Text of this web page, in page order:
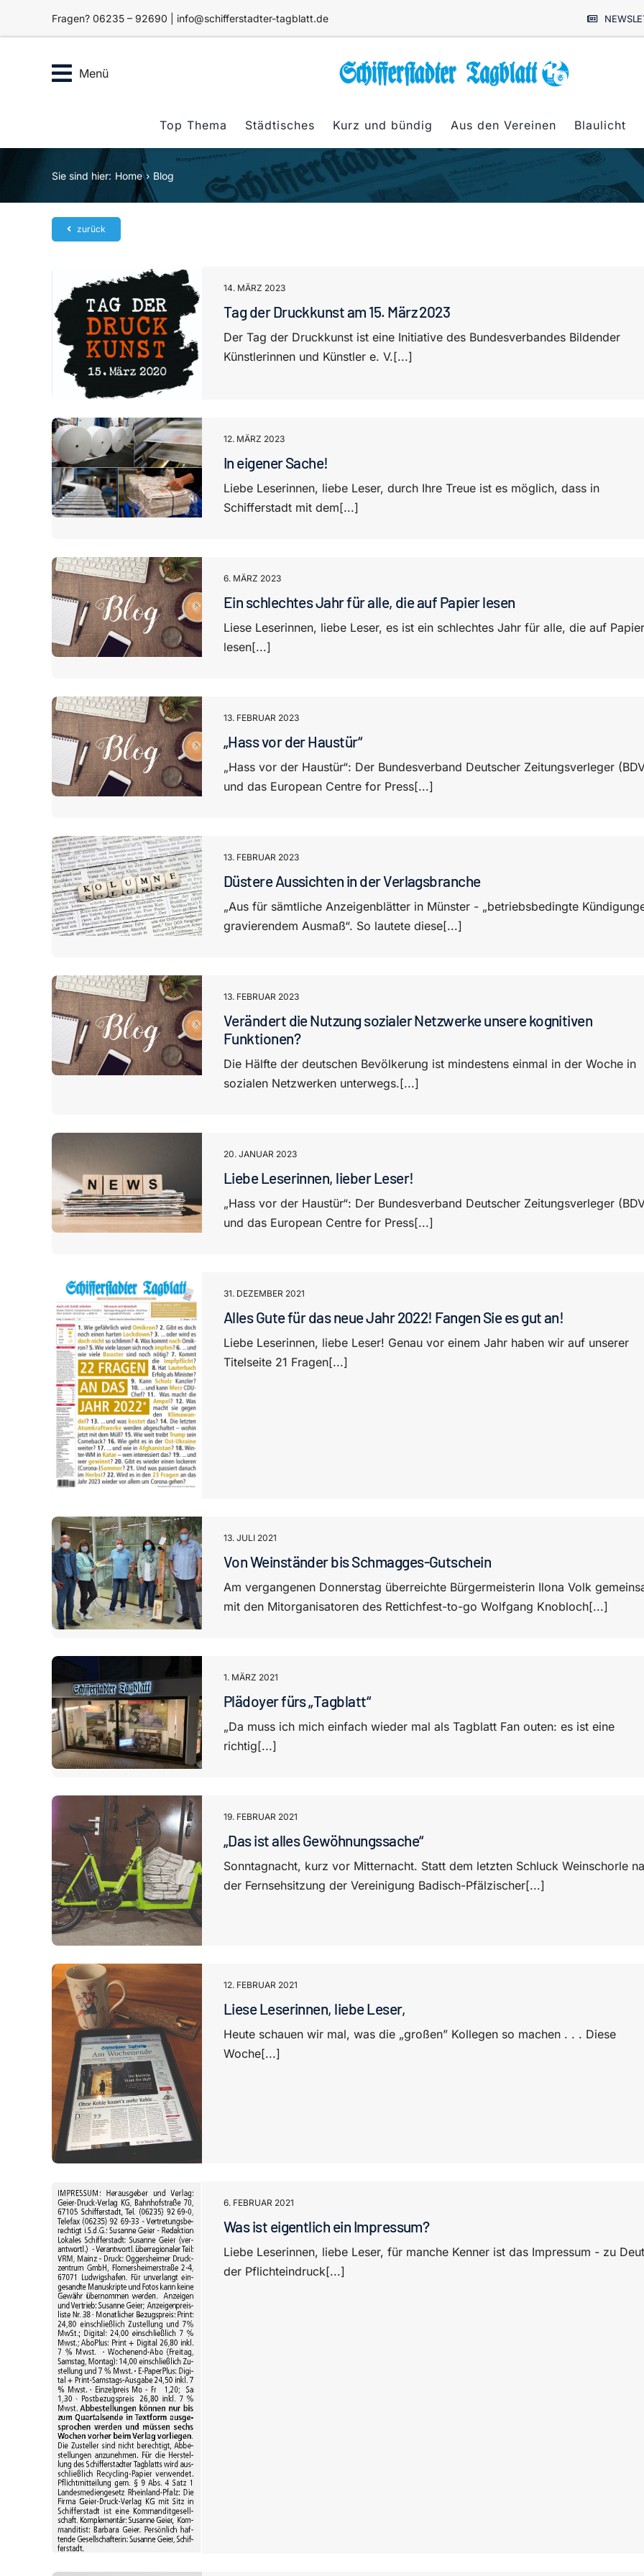
Fragen? 06235 – 92690 | info@schifferstadter-tagblatt.de
Menü
Top Thema Städtisches Kurz und bündig Aus den Vereinen Blaulicht
Sie sind hier: Home Blog
zurück
14. MÄRZ 2023
Tag der Druckkunst am 15. März 2023
Der Tag der Druckkunst ist eine Initiative des Bundesverbandes Bildender
Künstlerinnen und Künstler e. V.[...]
12. MÄRZ 2023
In eigener Sache!
Liebe Leserinnen, liebe Leser, durch Ihre Treue ist es möglich, dass in
Schifferstadt mit dem[...]
6. MÄRZ 2023
Ein schlechtes Jahr für alle, die auf Papier lesen
Liese Leserinnen, liebe Leser, es ist ein schlechtes Jahr für alle, die auf Papier
lesen[...]
13. FEBRUAR 2023
„Hass vor der Haustür“
„Hass vor der Haustür“: Der Bundesverband Deutscher Zeitungsverleger
und das European Centre for Press[...]
13. FEBRUAR 2023
Düstere Aussichten in der Verlagsbranche
„Aus für sämtliche Anzeigenblätter in Münster - „betriebsbedingte
gravierendem Ausmaß“. So lautete diese[...]
13. FEBRUAR 2023
Verändert die Nutzung sozialer Netzwerke unsere kognitiven
Funktionen?
Die Hälfte der deutschen Bevölkerung ist mindestens einmal in der Woche in
sozialen Netzwerken unterwegs.[...]
20. JANUAR 2023
Liebe Leserinnen, lieber Leser!
„Hass vor der Haustür“: Der Bundesverband Deutscher Zeitungsverleger
und das European Centre for Press[...]
31. DEZEMBER 2021
Alles Gute für das neue Jahr 2022! Fangen Sie es gut an!
Liebe Leserinnen, liebe Leser! Genau vor einem Jahr haben wir auf unserer
Titelseite 21 Fragen[...]
13. JULI 2021
Von Weinständer bis Schmagges-Gutschein
Am vergangenen Donnerstag überreichte Bürgermeisterin Ilona Volk
mit den Mitorganisatoren des Rettichfest-to-go Wolfgang Knobloch[...]
1. MÄRZ 2021
Plädoyer fürs „Tagblatt“
„Da muss ich mich einfach wieder mal als Tagblatt Fan outen: es ist eine
richtig[...]
19. FEBRUAR 2021
„Das ist alles Gewöhnungssache“
Sonntagnacht, kurz vor Mitternacht. Statt dem letzten Schluck Weinschorle
der Fernsehsitzung der Vereinigung Badisch-Pfälzischer[...]
12. FEBRUAR 2021
Liese Leserinnen, liebe Leser,
Heute schauen wir mal, was die „großen” Kollegen so machen . . . Diese
Woche[...]
6. FEBRUAR 2021
Was ist eigentlich ein Impressum?
Liebe Leserinnen, liebe Leser, für manche Kenner ist das Impressum - zu
der Pflichteindruck[...]